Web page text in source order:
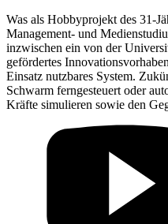
Was als Hobbyprojekt des 31-
Management- und
inzwischen ein von der
gefördertes
Einsatz nutzbares System.
Schwarm ferngesteuert oder
Kräfte simulieren sowie den